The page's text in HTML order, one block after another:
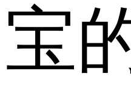
宝